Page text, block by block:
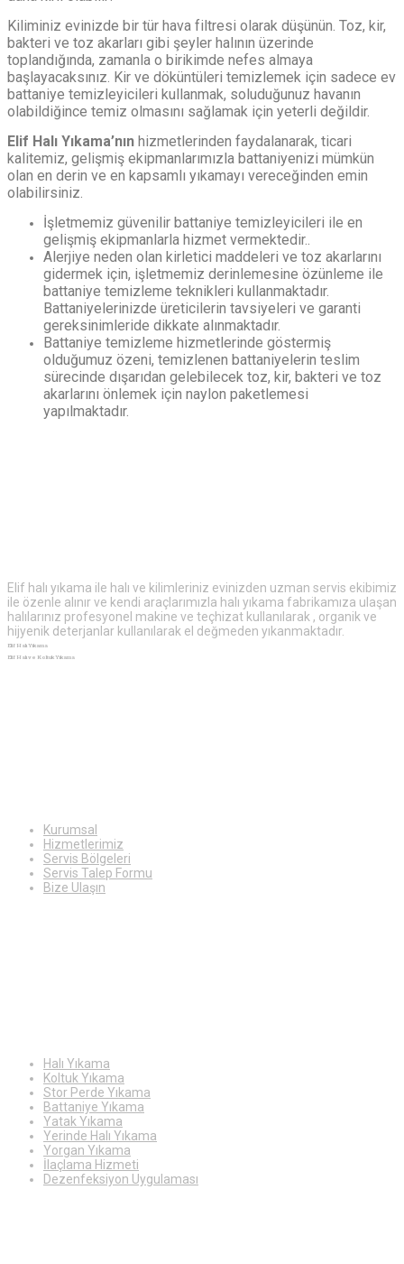
Kiliminiz evinizde bir tür hava filtresi olarak düşünün. Toz, kir,
bakteri ve toz akarları gibi şeyler halının üzerinde
toplandığında, zamanla o birikimde nefes almaya
başlayacaksınız. Kir ve döküntüleri temizlemek için sadece ev
battaniye temizleyicileri kullanmak, soluduğunuz havanın
olabildiğince temiz olmasını sağlamak için yeterli değildir.
Elif Halı Yıkama’nın hizmetlerinden faydalanarak, ticari
kalitemiz, gelişmiş ekipmanlarımızla battaniyenizi mümkün
olan en derin ve en kapsamlı yıkamayı vereceğinden emin
olabilirsiniz.
İşletmemiz güvenilir battaniye temizleyicileri ile en
gelişmiş ekipmanlarla hizmet vermektedir..
Alerjiye neden olan kirletici maddeleri ve toz akarlarını
gidermek için, işletmemiz derinlemesine özünleme ile
battaniye temizleme teknikleri kullanmaktadır.
Battaniyelerinizde üreticilerin tavsiyeleri ve garanti
gereksinimleride dikkate alınmaktadır.
Battaniye temizleme hizmetlerinde göstermiş
olduğumuz özeni, temizlenen battaniyelerin teslim
sürecinde dışarıdan gelebilecek toz, kir, bakteri ve toz
akarlarını önlemek için naylon paketlemesi
yapılmaktadır.
Elif halı yıkama ile halı ve kilimleriniz evinizden uzman servis ekibimiz
ile özenle alınır ve kendi araçlarımızla halı yıkama fabrikamıza ulaşan
halılarınız profesyonel makine ve teçhizat kullanılarak , organik ve
hijyenik deterjanlar kullanılarak el değmeden yıkanmaktadır.
Elif Halı Yıkama
Elif Halı ve Koltuk Yıkama
Kurumsal
Hizmetlerimiz
Servis Bölgeleri
Servis Talep Formu
Bize Ulaşın
Halı Yıkama
Koltuk Yıkama
Stor Perde Yıkama
Battaniye Yıkama
Yatak Yıkama
Yerinde Halı Yıkama
Yorgan Yıkama
İlaçlama Hizmeti
Dezenfeksiyon Uygulaması